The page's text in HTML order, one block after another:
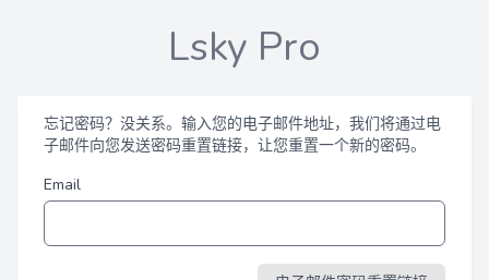
Lsky Pro
忘记密码？没关系。输入您的电子邮件地址，我们将通过电
子邮件向您发送密码重置链接，让您重置一个新的密码。
Email